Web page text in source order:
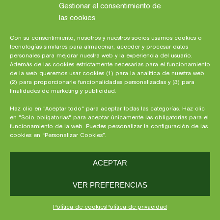
Gestionar el consentimiento de
las cookies
Con su consentimiento, nosotros y nuestros socios usamos cookies o
tecnologías similares para almacenar, acceder y procesar datos
personales para mejorar nuestra web y la experiencia del usuario.
Además de las cookies estrictamente necesarias para el funcionamiento
de la web queremos usar cookies (1) para la analítica de nuestra web
(2) para proporcionarle funcionalidades personalizadas y (3) para
finalidades de marketing y publicidad.
Haz clic en "Aceptar todo" para aceptar todas las categorías. Haz clic
en "Solo obligatorias" para aceptar únicamente las obligatorias para el
funcionamiento de la web. Puedes personalizar la configuración de las
cookies en “Personalizar Cookies”.
ACEPTAR
VER PREFERENCIAS
Política de cookiesPolítica de privacidad
¿Cuántos meses tiene que tener un
bebé para viajar en avión?